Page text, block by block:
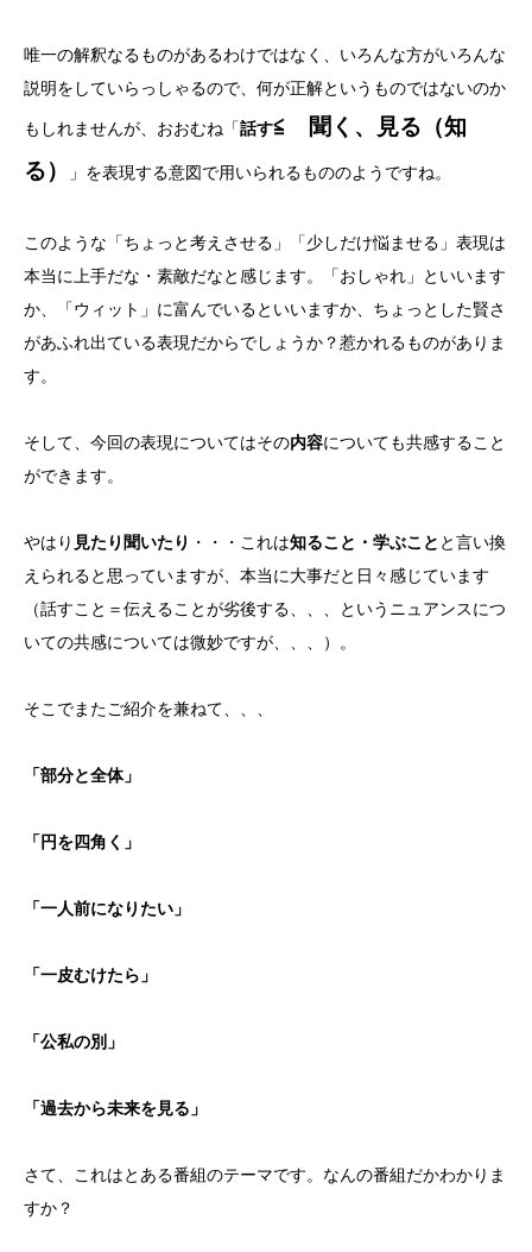
唯一の解釈なるものがあるわけではなく、いろんな方がいろんな
説明をしていらっしゃるので、何が正解というものではないのか
もしれませんが、おおむね「話す≦ 聞く、見る（知
る）
」を表現する意図で用いられるもののようですね。
このような「ちょっと考えさせる」「少しだけ悩ませる」表現は
本当に上手だな・素敵だなと感じます。「おしゃれ」といいます
か、「ウィット」に富んでいるといいますか、ちょっとした賢さ
があふれ出ている表現だからでしょうか？惹かれるものがありま
す。
そして、今回の表現についてはその内容についても共感すること
ができます。
やはり 見たり聞いたり ・・・これは知ること・学ぶこと と言い換
えられると思っていますが、本当に大事だと日々感じています
（話すこと＝伝えることが劣後する、、、というニュアンスにつ
いての共感については微妙ですが、、、）。
そこでまたご紹介を兼ねて、、、
「部分と全体」
「円を四角く」
「一人前になりたい」
「一皮むけたら」
「公私の別」
「過去から未来を見る」
さて、これはとある番組のテーマです。なんの番組だかわかりま
すか？
お問い合わせ